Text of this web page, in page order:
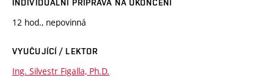
INDIVIDUÁLNÍ PŘÍPRAVA NA UKONČENÍ
12 hod., nepovinná
VYUČUJÍCÍ / LEKTOR
Ing. Silvestr Figalla, Ph.D.